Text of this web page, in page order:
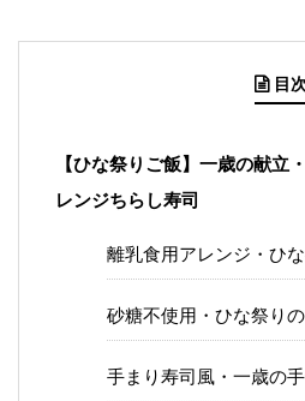
目次
【ひな祭りご飯】一歳の献立
レンジちらし寿司
離乳食用アレンジ・ひ
砂糖不使用・ひな祭り
手まり寿司風・一歳の